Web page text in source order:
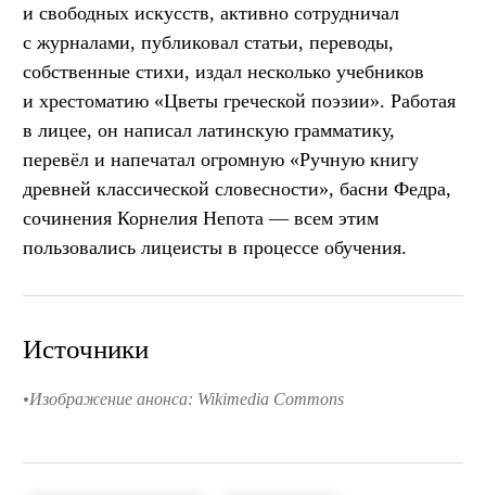
и свободных искусств, активно сотрудничал
с журналами, публиковал статьи, переводы,
собственные стихи, издал несколько учебников
и хрестоматию «Цветы греческой поэзии». Работая
в лицее, он написал латинскую грамматику,
перевёл и напечатал огромную «Ручную книгу
древней классической словесности», басни Федра,
сочинения Корнелия Непота — всем этим
пользовались лицеисты в процессе обучения.
Источники
Изображение анонса: Wikimedia Commons